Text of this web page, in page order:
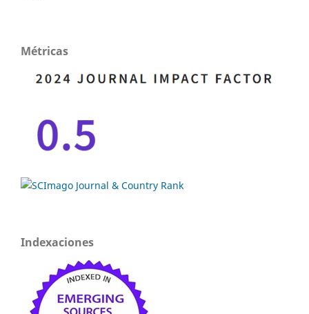
Métricas
Indexaciones